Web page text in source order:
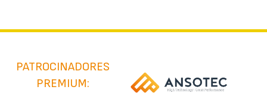
PATROCINADORES
PREMIUM: